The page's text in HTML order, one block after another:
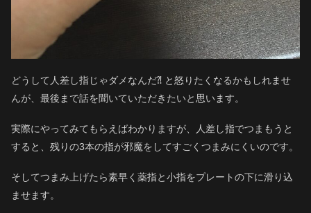
どうして人差し指じゃダメなんだ⁈ と怒りたくなるかもしれませ
んが、最後まで話を聞いていただきたいと思います。
実際にやってみてもらえばわかりますが、人差し指でつまもうと
すると、残りの3本の指が邪魔をしてすごくつまみにくいのです。
そしてつまみ上げたら素早く薬指と小指をプレートの下に滑り込
ませます。